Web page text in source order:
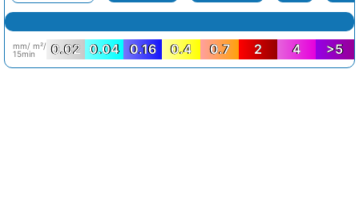
mm/ m²/
15min
0.02 0.04 0.16 0.4 0.7 2 4 >5